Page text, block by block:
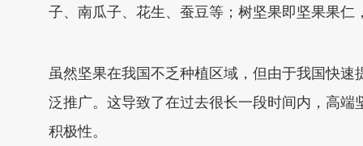
子、南瓜子、花生、蚕豆等；树坚果即坚果果
虽然坚果在我国不乏种植区域，但由于我国快
泛推广。这导致了在过去很长一段时间内，高
积极性。